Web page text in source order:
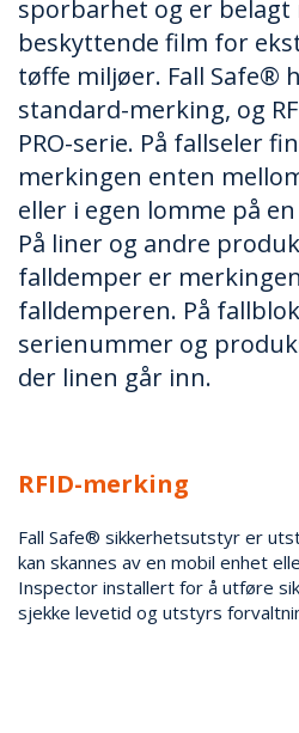
sporbarhet og er
beskyttende film for
tøffe miljøer. Fall Safe®
standard-merking, og
PRO-serie. På fallseler
merkingen enten
eller i egen lomme på
På liner og andre
falldemper er
falldemperen. På
serienummer og
der linen går inn.
RFID-merking
Fall Safe® sikkerhetsutstyr er
kan skannes av en mobil enhet
Inspector ­installert for å utføre
sjekke levetid og utstyrs